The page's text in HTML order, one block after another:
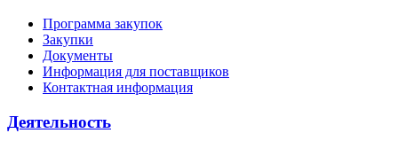
Программа закупок
Закупки
Документы
Информация для поставщиков
Контактная информация
Деятельность